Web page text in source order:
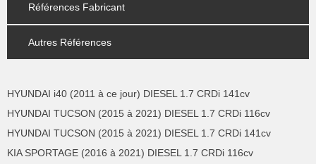
Références Fabricant
Autres Références
HYUNDAI i40 (2011 à ce jour) DIESEL 1.7 CRDi 141cv
HYUNDAI TUCSON (2015 à 2021) DIESEL 1.7 CRDi 116cv
HYUNDAI TUCSON (2015 à 2021) DIESEL 1.7 CRDi 141cv
KIA SPORTAGE (2016 à 2021) DIESEL 1.7 CRDi 116cv